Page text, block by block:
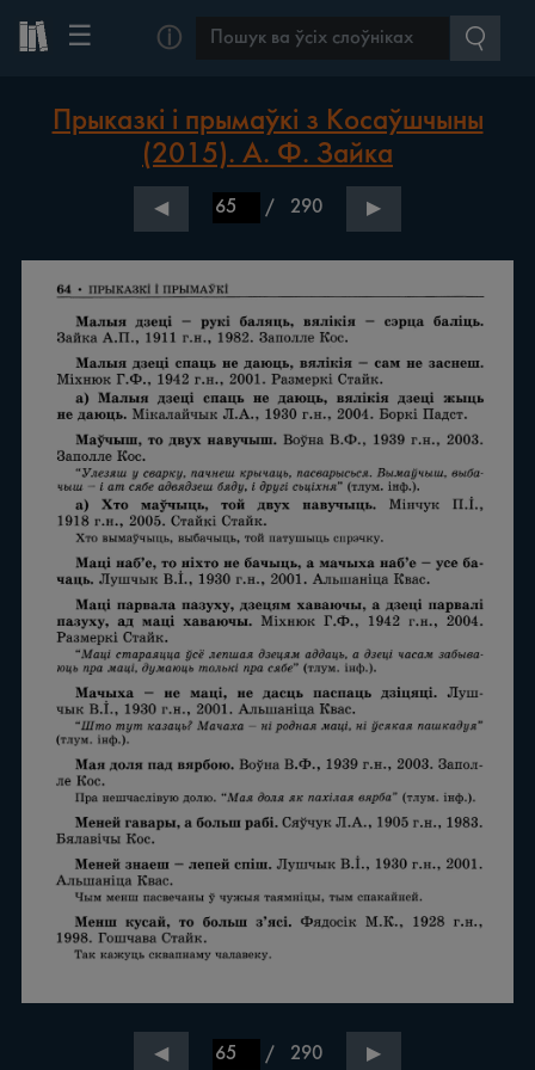
☰ ⓘ
Прыказкі і прымаўкі з Косаўшчыны
(2015). А. Ф. Зайка
◀ / 290 ▶
◀ / 290 ▶